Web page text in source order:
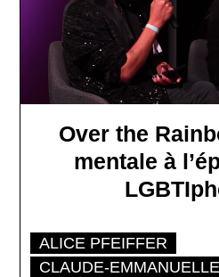
Over the
mentale à
ALICE PFEIFFER
CLAUDE-